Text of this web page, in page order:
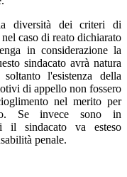
diversità dei criteri di
caso di reato dichiarato
in considerazione la
sindacato avrà natura
l'esistenza della
di appello non fossero
nel merito per
Se invece sono in
il sindacato va esteso
penale.